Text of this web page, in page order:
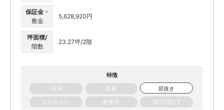
保証金・
敷金
5,628,920円
坪面積/
階数
23.27坪/2階
特徴
NEW
更新
居抜き
スケルトン
飲食可
30万円以下